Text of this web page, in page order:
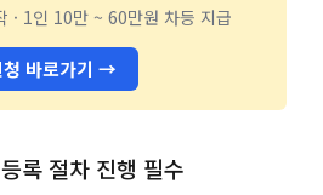
· 1인 10만 ~ 60만원 차등 지급
청 바로가기 →
록 절차 진행 필수